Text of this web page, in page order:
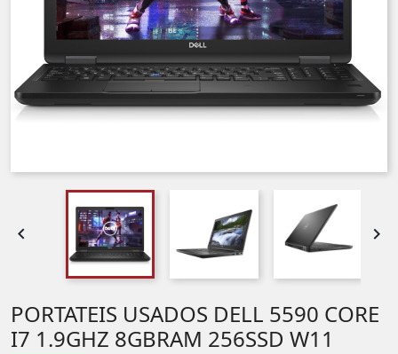
 
PORTATEIS USADOS DELL 5590 CORE
I7 1.9GHZ 8GBRAM 256SSD W11